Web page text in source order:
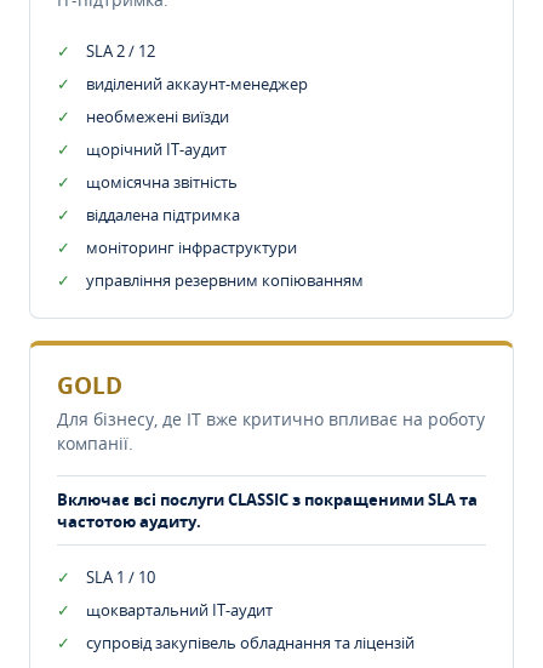
SLA 2 / 12
виділений аккаунт-менеджер
необмежені виїзди
щорічний IT-аудит
щомісячна звітність
віддалена підтримка
моніторинг інфраструктури
управління резервним копіюванням
GOLD
Для бізнесу, де IT вже критично впливає на роботу
компанії.
Включає всі послуги CLASSIC з покращеними SLA та
частотою аудиту.
SLA 1 / 10
щоквартальний IT-аудит
супровід закупівель обладнання та ліцензій